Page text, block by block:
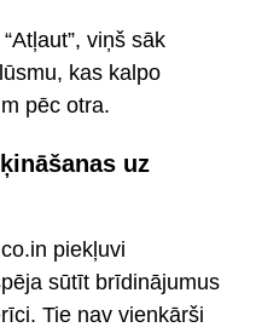
viņš sāk
kas kalpo
pēc otra.
uz
piekļuvi
sūtīt brīdinājumus
Tie nav vienkārši